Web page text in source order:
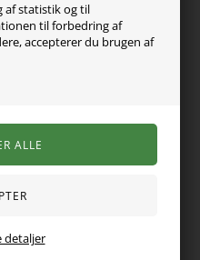
af statistik og til
til forbedring af
accepterer du brugen af
detaljer